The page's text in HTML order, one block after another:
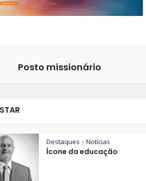
Posto missionário
Destaques • Notícias
Ícone da educação